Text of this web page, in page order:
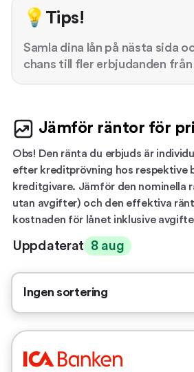
💡Tips!
Samla dina lån på nästa sida
chans till fler erbjudanden från
Jämför räntor för
Obs! Den ränta du erbjuds är
efter kreditprövning hos respektive
kreditgivare. Jämför den nominella
utan avgifter) och den effektiva
kostnaden för lånet inklusive
Uppdaterat 8 aug
Ingen sortering